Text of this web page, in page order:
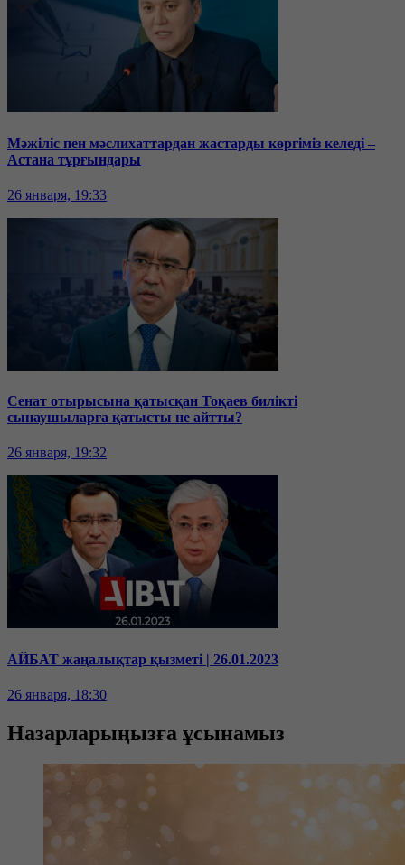
Мәжіліс пен мәслихаттардан жастарды көргіміз келеді –
Астана тұрғындары
26 января, 19:33
Сенат отырысына қатысқан Тоқаев билікті
сынаушыларға қатысты не айтты?
26 января, 19:32
АЙБАТ жаңалықтар қызметі | 26.01.2023
26 января, 18:30
Назарларыңызға ұсынамыз